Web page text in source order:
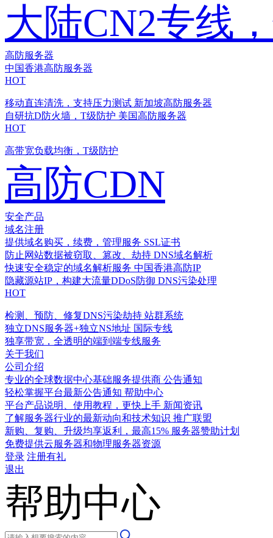
大陆CN2专线
高防服务器
中国香港高防服务器
HOT
移动直连清洗，支持压力测试 新加坡高防服务器
自研抗D防火墙，T级防护 美国高防服务器
HOT
高带宽负载均衡，T级防护
高防CDN
安全产品
域名注册
提供域名购买，续费，管理服务 SSL证书
防止网站数据被窃取、篡改、劫持 DNS域名解析
快速安全稳定的域名解析服务 中国香港高防IP
隐藏源站IP，构建大流量DDoS防御 DNS污染处理
HOT
检测、预防、修复DNS污染劫持 站群系统
独立DNS服务器+独立NS地址 国际专线
独享带宽，全透明的端到端专线服务
关于我们
公司介绍
专业的全球数据中心基础服务提供商 公告通知
轻松掌握平台最新公告通知 帮助中心
平台产品说明、使用教程，更快上手 新闻资讯
了解服务器行业的最新动向和技术知识 推广联盟
新购、复购、升级均享返利，最高15% 服务器赞助计划
免费提供云服务器和物理服务器资源
登录 注册有礼
退出
帮助中心